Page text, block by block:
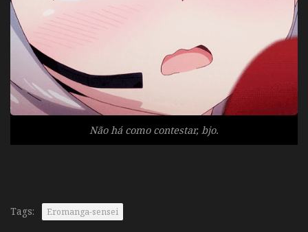
Não há como contestar, bjo.
Tags: Eromanga-sensei